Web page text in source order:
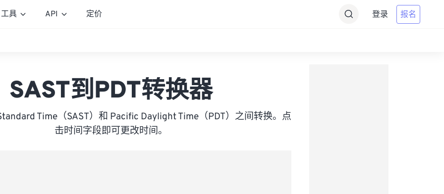
工具 API 定价 登录 报名
SAST到PDT转换器
Time（SAST）和 Pacific Daylight Time（PDT）之间转换。点
击时间字段即可更改时间。